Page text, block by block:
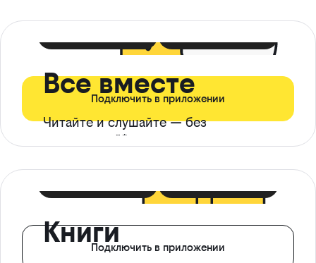
Все вместе
Читайте и слушайте — без
ограничений*
Подключить в приложении
КнигиПодключить в приложении